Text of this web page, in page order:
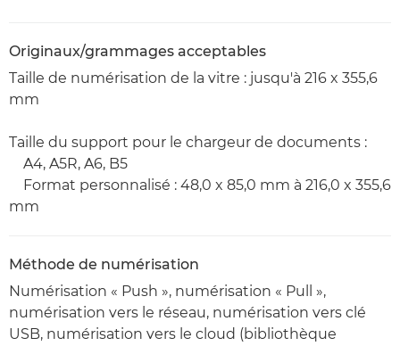
Originaux/grammages acceptables
Taille de numérisation de la vitre : jusqu'à 216 x 355,6
mm
Taille du support pour le chargeur de documents :
A4, A5R, A6, B5
Format personnalisé : 48,0 x 85,0 mm à 216,0 x 355,6
mm
Méthode de numérisation
Numérisation « Push », numérisation « Pull »,
numérisation vers le réseau, numérisation vers clé
USB, numérisation vers le cloud (bibliothèque